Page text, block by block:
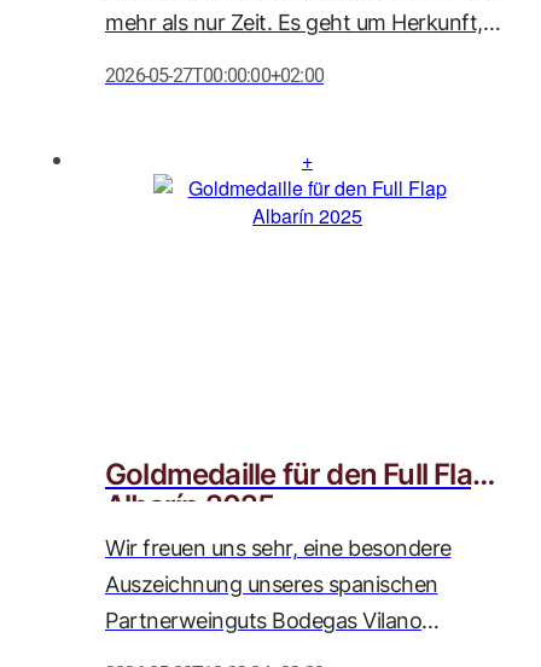
mehr als nur Zeit. Es geht um Herkunft,
(gegründet 1926) – ein Meilenstein, den
wir als Weinstrasse Adolph GmbH mit
2026-05-27T00:00:00+02:00
Goldmedaille für den Full Flap
Albarín 2025
Wir freuen uns sehr, eine besondere
Auszeichnung unseres spanischen
Partnerweinguts Bodegas Vilano